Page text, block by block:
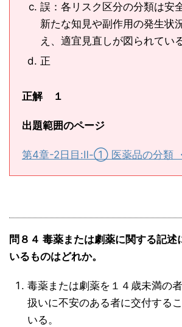
誤：各リスク区分の分類は安
新たな知見や副作用の発生状
え、適宜見直しが図られている
正
正解 １
出題範囲のページ
第4章-2日目:Ⅱ-① 医薬品の分類
問８４ 毒薬または劇薬に関する記述
いるものはどれか。
毒薬または劇薬を１４歳未満の
扱いに不安のある者に交付する
いる。